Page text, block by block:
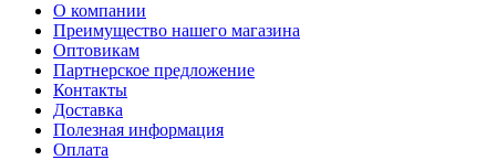
О компании
Преимущество нашего магазина
Оптовикам
Партнерское предложение
Контакты
Доставка
Полезная информация
Оплата